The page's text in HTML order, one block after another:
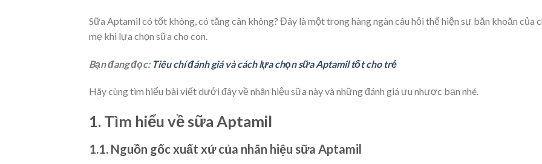
Sữa Aptamil có tốt không, có tăng cân không? Đây là một trong hàng ngàn câu hỏi thể hiện sự băn khoăn của
mẹ khi lựa chọn sữa cho con.
Bạn đang đọc: Tiêu chí đánh giá và cách lựa chọn sữa Aptamil tốt cho trẻ
Hãy cùng tìm hiểu bài viết dưới đây về nhãn hiệu sữa này và những đánh giá ưu nhược bạn nhé.
1. Tìm hiểu về sữa Aptamil
1.1. Nguồn gốc xuất xứ của nhãn hiệu sữa Aptamil